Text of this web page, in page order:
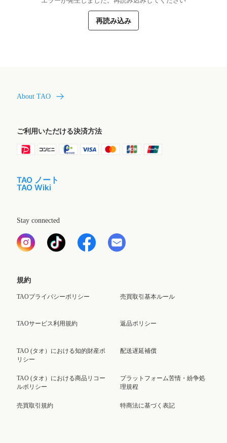
再読み込み
About TAO
ご利用いただける決済方法
TAO ノート
TAO Wiki
Stay connected
規約
TAOプライバシーポリシー
TAOサービス利用規約
TAO (タオ）における知的財産ポ
リシー
TAO (タオ）における商品リコー
ルポリシー
売買取引規約
売買取引基本ルール
返品ポリシー
配送遅延補償
プラットフォーム苦情・紛争処
理規程
特商法に基づく表記